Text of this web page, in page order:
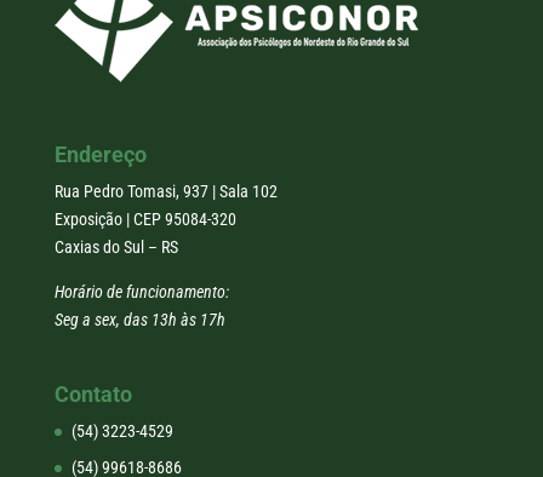
Endereço
Rua Pedro Tomasi, 937 | Sala 102
Exposição | CEP 95084-320
Caxias do Sul – RS
Horário de funcionamento:
Seg a sex, das 13h às 17h
Contato
(54) 3223-4529
(54) 99618-8686